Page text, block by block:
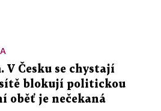
V Česku se chystají
blokují politickou
oběť je nečekaná